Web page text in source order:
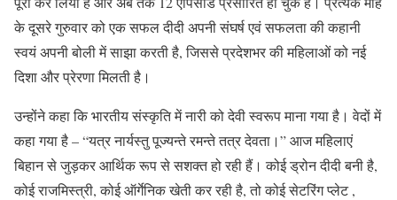
के दूसरे गुरुवार को एक सफल दीदी अपनी संघर्ष एवं सफलता की कहानी
स्वयं अपनी बोली में साझा करती है, जिससे प्रदेशभर की महिलाओं को नई
दिशा और प्रेरणा मिलती है।
उन्होंने कहा कि भारतीय संस्कृति में नारी को देवी स्वरूप माना गया है। वेदों में
कहा गया है – “यत्र नार्यस्तु पूज्यन्ते रमन्ते तत्र देवता।” आज महिलाएं
बिहान से जुड़कर आर्थिक रूप से सशक्त हो रही हैं। कोई ड्रोन दीदी बनी है,
कोई राजमिस्त्री, कोई ऑर्गेनिक खेती कर रही है, तो कोई सेटरिंग प्लेट ,